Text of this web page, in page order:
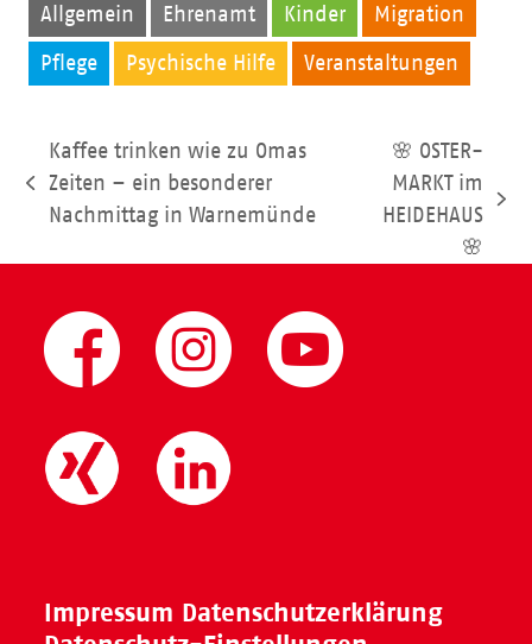
Allgemein Ehrenamt Kinder Migration
Pflege Psychische Hilfe Veranstaltungen
vorheriger
Beitrag:
Kaffee trinken wie zu Omas
Zeiten – ein besonderer
Nachmittag in Warnemünde
Nächster
🌸 OSTER-
MARKT im
HEIDEHAUS
🌸
Impressum Datenschutzerklärung